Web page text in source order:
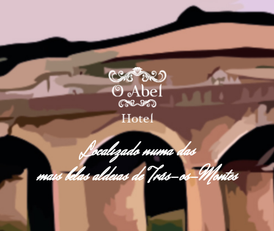
Localizado numa das
mais belas aldeias de Trás-os-Montes